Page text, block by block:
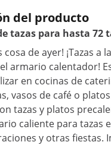
del producto
tazas para hasta 72
cosa de ayer! ¡Tazas a
armario calentador!
en cocinas de
vasos de café o
tazas y platos
caliente para tazas
y otras fiestas.